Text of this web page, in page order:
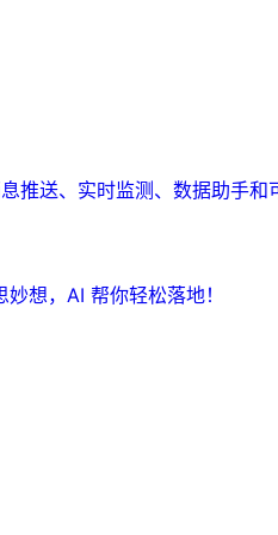
推送、实时监测、数据助手
想，AI 帮你轻松落地！